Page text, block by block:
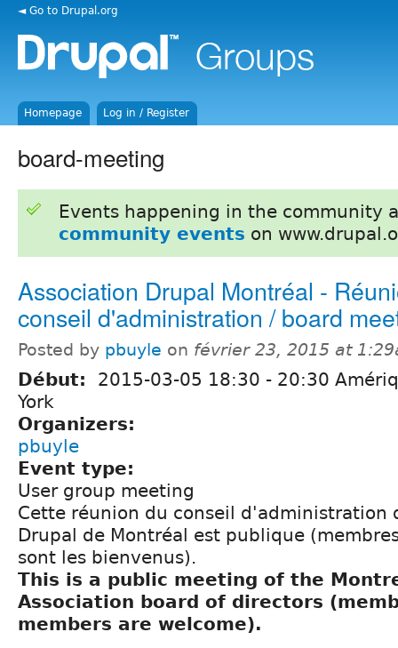
◄ Go to Drupal.org
Homepage Log in / Register
board-meeting
Events happening in the community
community events on
Association Drupal Montréal -
conseil d'administration / board
Posted by pbuyle on février 23, 2015 at
Début: 2015-03-05 18:30 - 20:30
York
Organizers:
pbuyle
Event type:
User group meeting
Cette réunion du conseil d'administration
Drupal de Montréal est publique
sont les bienvenus).
This is a public meeting of the
Association board of directors
members are welcome).